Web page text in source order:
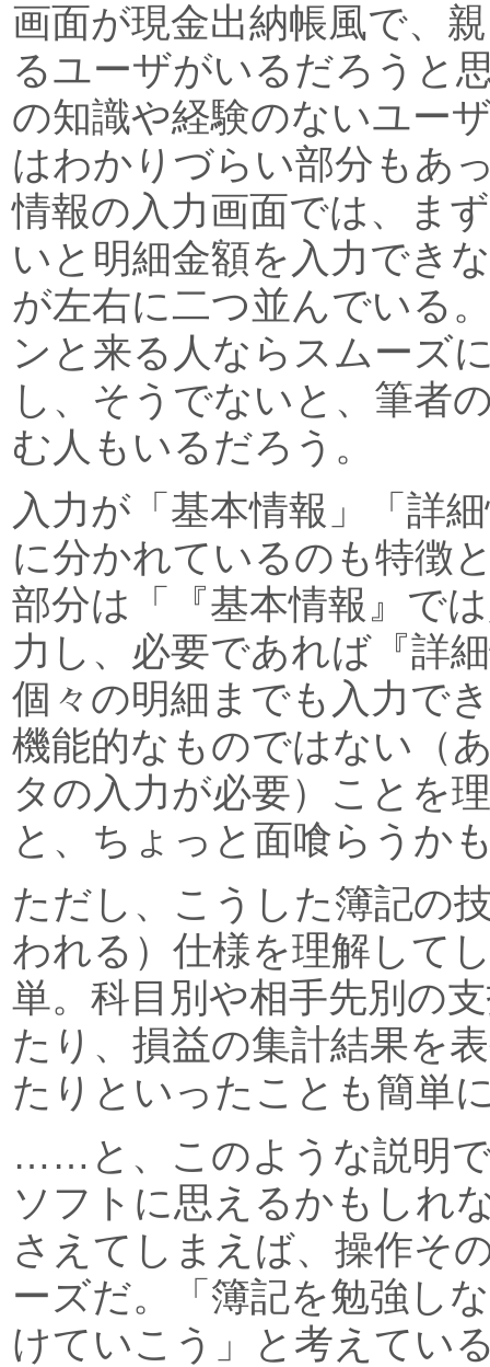
画面が現金出納帳風で、
るユーザがいるだろうと
の知識や経験のないユー
はわかりづらい部分もあ
情報の入力画面では、ま
いと明細金額を入力でき
が左右に二つ並んでいる
ンと来る人ならスムーズ
し、そうでないと、筆者
む人もいるだろう。
入力が「基本情報」「詳
に分かれているのも特徴
部分は「『基本情報』で
力し、必要であれば『詳
個々の明細までも入力で
機能的なものではない（
タの入力が必要）ことを
と、ちょっと面喰らうか
ただし、こうした簿記の
われる）仕様を理解して
単。科目別や相手先別の
たり、損益の集計結果を
たりといったことも簡単
……と、このような説明
ソフトに思えるかもしれ
さえてしまえば、操作そ
ーズだ。「簿記を勉強し
けていこう」と考えてい